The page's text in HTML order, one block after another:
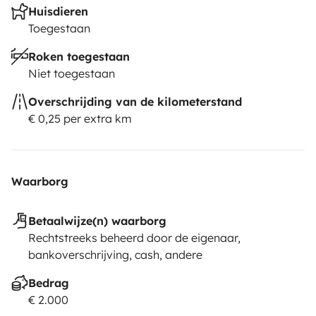
Huisdieren
Toegestaan
Roken toegestaan
Niet toegestaan
Overschrijding van de kilometerstand
€ 0,25 per extra km
Waarborg
Betaalwijze(n) waarborg
Rechtstreeks beheerd door de eigenaar,
bankoverschrijving, cash, andere
Bedrag
€ 2.000